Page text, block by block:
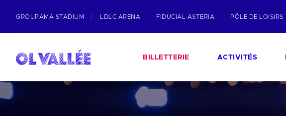
GROUPAMA STADIUM LDLC ARENA FIDUCIAL ASTERIA PÔLE DE LOISIRS
BILLETTERIE ACTIVITÉS